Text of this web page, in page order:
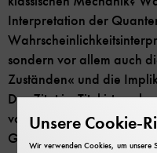
Interpretation der
sondern vor allem auch
Zuständen« und die
Das Zitat im Titel ist auch
von J. S. Bell (für mich als
Geschichte) so präzisiert,
Unsere Cookie-
Wir verwenden Cookies, um unsere